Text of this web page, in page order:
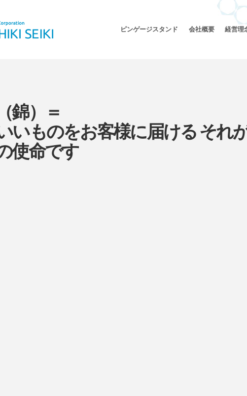
ピンゲージスタンド 会社概要 経営理
錦）＝
いものをお客様に届ける それ
使命です